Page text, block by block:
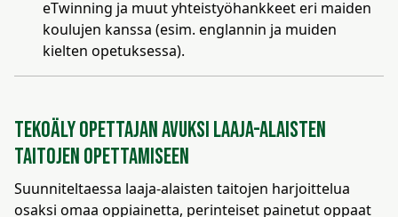
eTwinning ja muut yhteistyöhankkeet eri maiden
koulujen kanssa (esim. englannin ja muiden
kielten opetuksessa).
Tekoäly opettajan avuksi laaja-alaisten
taitojen opettamiseen
Suunniteltaessa laaja-alaisten taitojen harjoittelua
osaksi omaa oppiainetta, perinteiset painetut oppaat